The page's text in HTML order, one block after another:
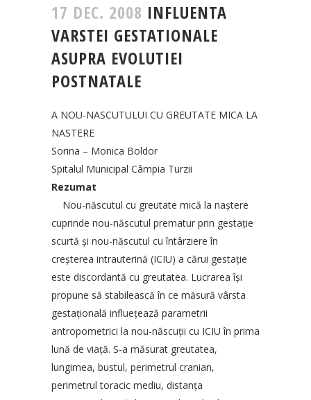
17 DEC. 2008 INFLUENTA
VARSTEI GESTATIONALE
ASUPRA EVOLUTIEI
POSTNATALE
A NOU-NASCUTULUI CU GREUTATE MICA LA
NASTERE
Sorina – Monica Boldor
Spitalul Municipal Câmpia Turzii
Rezumat
Nou-născutul cu greutate mică la naştere
cuprinde nou-născutul prematur prin gestaţie
scurtă şi nou-născutul cu întârziere în
creşterea intrauterină (ICIU) a cărui gestaţie
este discordantă cu greutatea. Lucrarea îşi
propune să stabilească în ce măsură vârsta
gestaţională influeţează parametrii
antropometrici la nou-născuţii cu ICIU în prima
lună de viaţă. S-a măsurat greutatea,
lungimea, bustul, perimetrul cranian,
perimetrul toracic mediu, distanţa